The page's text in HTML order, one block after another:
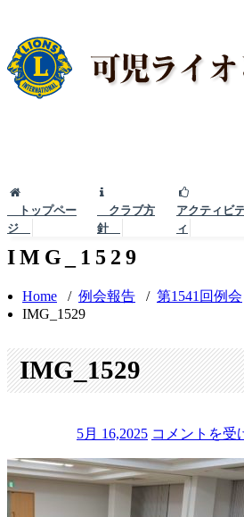
トップペー
ジ
クラブ方
針
アクティビ
ィ
IMG_1529
Home / 例会報告 / 第1541回例会
IMG_1529
IMG_1529
5月 16,2025
M
G
_
コメントを受